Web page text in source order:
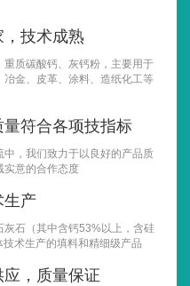
技术成熟
质碳酸钙、灰钙粉，主要用于
冶金、皮革、涂料、造纸化工等
符合各项技指标
，我们致力于以良好的产品质
实意的合作态度
生产
灰石（其中含钙53%以上，含硅
术生产的填料和精细级产品
，质量保证